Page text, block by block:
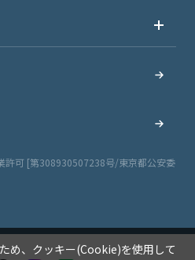
許可 [第308930507238号/東京都公安委
め、クッキー(Cookie)を使用して